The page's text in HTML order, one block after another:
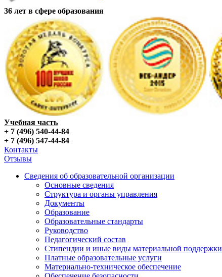
36 лет в сфере образования
Учебная часть
+ 7 (496) 540-44-84
+ 7 (496) 547-44-84
Контакты
Отзывы
Сведения об образовательной организации
Основные сведения
Структура и органы управления
Документы
Образование
Образовательные стандарты
Руководство
Педагогический состав
Стипендии и иные виды материальной поддержки
Платные образовательные услуги
Материально-техническое обеспечение